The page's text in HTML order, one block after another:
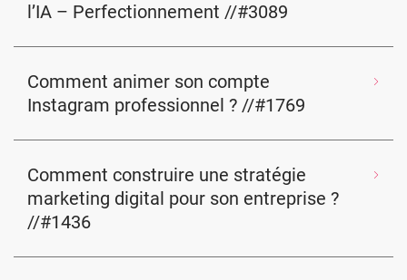
l’IA – Perfectionnement //#3089
Comment animer son compte
Instagram professionnel ? //#1769
Comment construire une stratégie
marketing digital pour son entreprise ?
//#1436